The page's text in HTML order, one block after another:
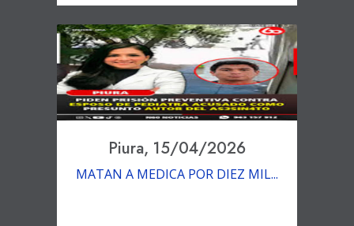
Piura, 15/04/2026
MATAN A MEDICA POR DIEZ MIL...